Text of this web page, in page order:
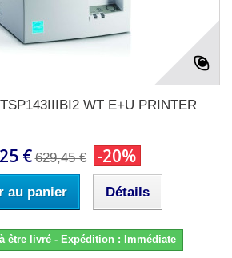
WT E+U PRINTER
€ 629,45 € -20%
au panier Détails
être livré - Expédition : Immédiate